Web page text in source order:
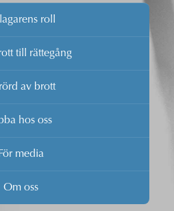
roll
till rättegång
av brott
hos oss
För media
Om oss